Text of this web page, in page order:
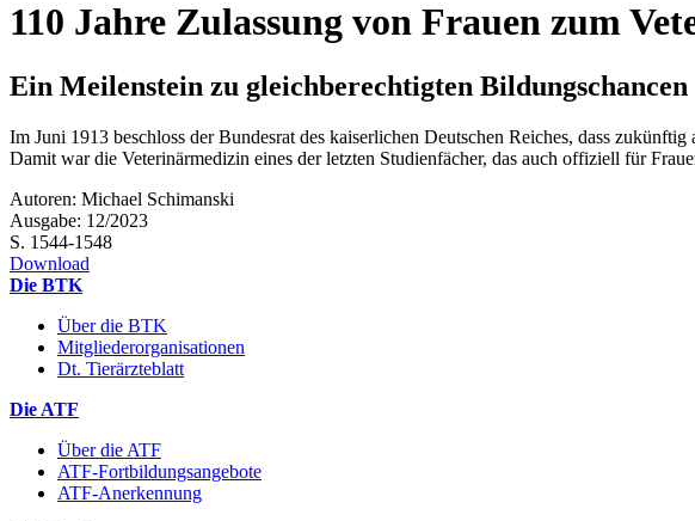
110 Jahre Zulassung von Frauen zum
Ein Meilenstein zu gleichberechtigten Bildungschancen
Im Juni 1913 beschloss der Bundesrat des kaiserlichen Deutschen Reiches, dass
Damit war die Veterinärmedizin eines der letzten Studienfächer, das auch offiziell für
Autoren: Michael Schimanski
Ausgabe: 12/2023
S. 1544-1548
Download
Die BTK
Über die BTK
Mitgliederorganisationen
Dt. Tierärzteblatt
Die ATF
Über die ATF
ATF-Fortbildungsangebote
ATF-Anerkennung